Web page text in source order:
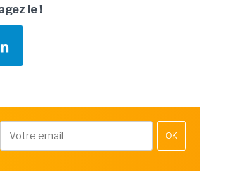
le !
OK